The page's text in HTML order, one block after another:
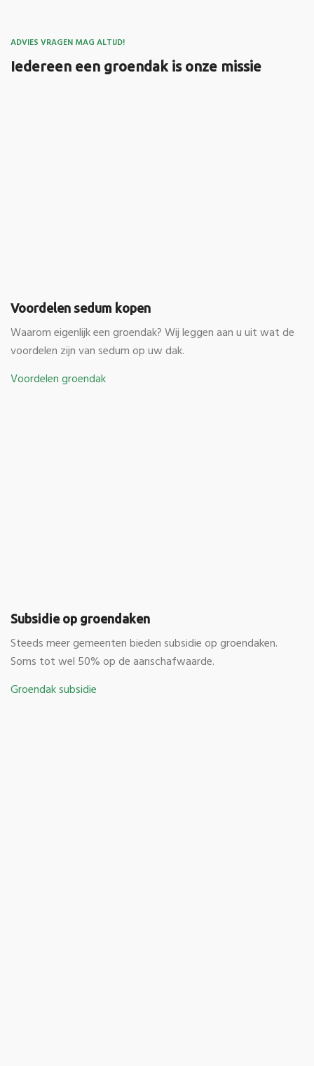
ADVIES VRAGEN MAG ALTIJD!
Iedereen een groendak is onze missie
Voordelen sedum kopen
Waarom eigenlijk een groendak? Wij leggen aan u uit wat de
voordelen zijn van sedum op uw dak.
Voordelen groendak
Subsidie op groendaken
Steeds meer gemeenten bieden subsidie op groendaken.
Soms tot wel 50% op de aanschafwaarde.
Groendak subsidie